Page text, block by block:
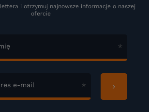
i otrzymuj najnowsze informacje o naszej
ofercie
e-mail